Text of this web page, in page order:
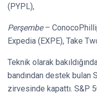
(PYPL),
Perşembe–
Expedia (EXPE), Take
Teknik olarak
bandından destek bulan
zirvesinde kapattı. S&P